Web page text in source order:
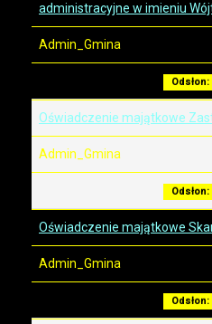
administracyjne w imieniu
Admin_Gmina
Odsłon:
Oświadczenie majątkowe
Admin_Gmina
Odsłon:
Oświadczenie majątkowe
Admin_Gmina
Odsłon: